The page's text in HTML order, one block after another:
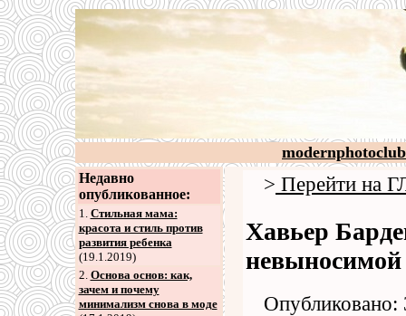
Недавно
опубликованное:
1. Стильная мама:
красота и стиль против
развития ребенка
(19.1.2019)
2. Основа основ: как,
зачем и почему
минимализм снова в моде
> Перейти на
Хавьер
невыносимой
Опубликовано: